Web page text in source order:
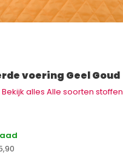
voering Geel Goud
Bekijk alles Alle soorten stoffen